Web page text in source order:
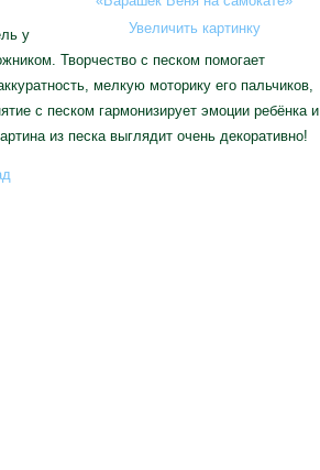
Увеличить картинку
у
Творчество с песком помогает
мелкую моторику его пальчиков,
с песком гармонизирует эмоции ребёнка и
из песка выглядит очень декоративно!